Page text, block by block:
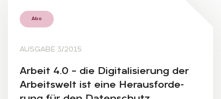
Abo
AUSGABE 3/2015
Ar­beit 4.0 – die Di­gi­ta­li­sie­rung der
Ar­beits­welt ist eine Her­aus­for­de­